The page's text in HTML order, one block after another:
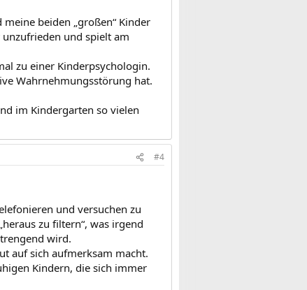
beiden „großen“ Kinder
und spielt am
zu einer Kinderpsychologin.
Wahrnehmungsstörung hat.
im Kindergarten so vielen
#4
und versuchen zu
zu filtern“, was irgend
wird.
auf sich aufmerksam macht.
Kindern, die sich immer